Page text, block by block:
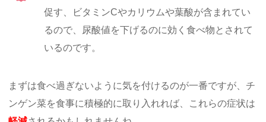
促す、ビタミンCやカリウムや葉酸が含まれてい
るので、尿酸値を下げるのに効く食べ物とされて
いるのです。
まずは食べ過ぎないように気を付けるのが一番ですが、チ
ンゲン菜を食事に積極的に取り入れれば、これらの症状は